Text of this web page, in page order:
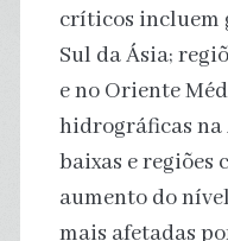
críticos incluem
Sul da Ásia;
e no Oriente
hidrográficas na
baixas e regiões
aumento do
mais afetadas